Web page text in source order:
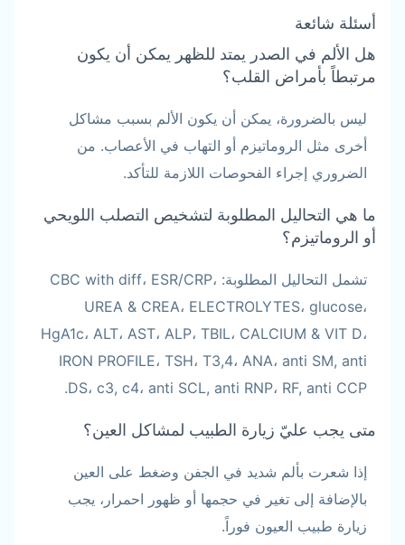
أسئلة شائعة
هل الألم في الصدر يمتد للظهر يمكن أن يكون
مرتبطاً بأمراض القلب؟
ليس بالضرورة، يمكن أن يكون الألم بسبب مشاكل
أخرى مثل الروماتيزم أو التهاب في الأعصاب. من
الضروري إجراء الفحوصات اللازمة للتأكد.
ما هي التحاليل المطلوبة لتشخيص التصلب اللويحي
أو الروماتيزم؟
تشمل التحاليل المطلوبة: CBC with diff، ESR/CRP،
UREA & CREA، ELECTROLYTES، glucose،
HgA1c، ALT، AST، ALP، TBIL، CALCIUM & VIT D،
IRON PROFILE، TSH، T3,4، ANA، anti SM, anti
DS، c3, c4، anti SCL, anti RNP، RF, anti CCP.
متى يجب عليّ زيارة الطبيب لمشاكل العين؟
إذا شعرت بألم شديد في الجفن وضغط على العين
بالإضافة إلى تغير في حجمها أو ظهور احمرار، يجب
زيارة طبيب العيون فوراً.